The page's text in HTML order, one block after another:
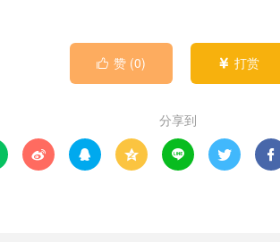
 赞 (0)  打赏
分享到
     